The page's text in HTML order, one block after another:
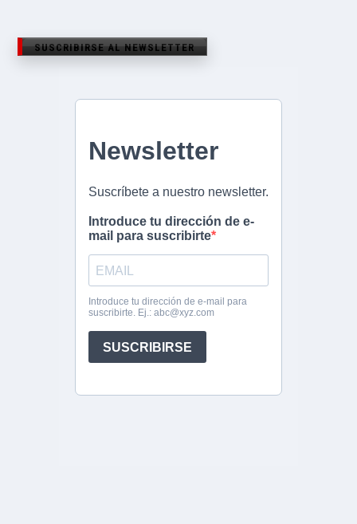
SUSCRIBIRSE AL NEWSLETTER